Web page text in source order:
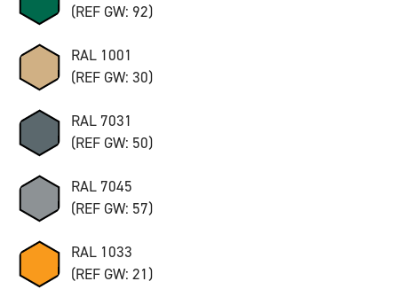
(REF GW: 92)
RAL 1001
(REF GW: 30)
RAL 7031
(REF GW: 50)
RAL 7045
(REF GW: 57)
RAL 1033
(REF GW: 21)